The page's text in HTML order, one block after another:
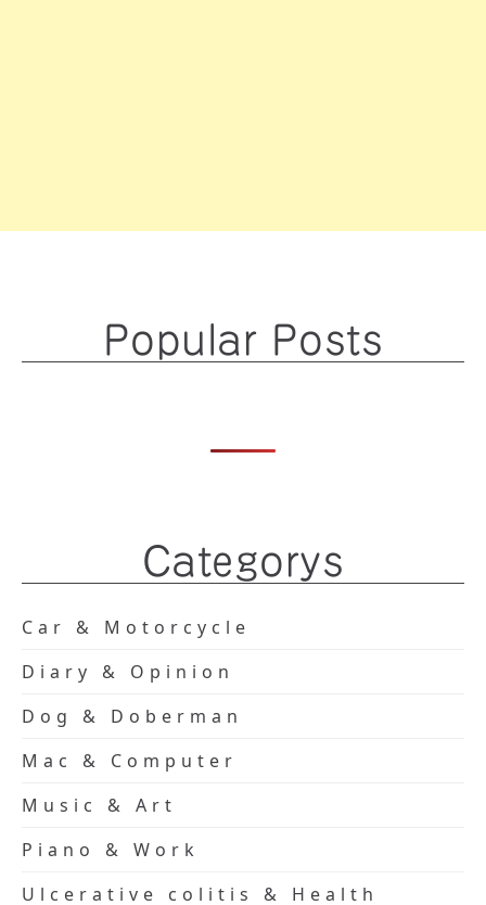
Popular Posts
Categorys
Car & Motorcycle
Diary & Opinion
Dog & Doberman
Mac & Computer
Music & Art
Piano & Work
Ulcerative colitis & Health